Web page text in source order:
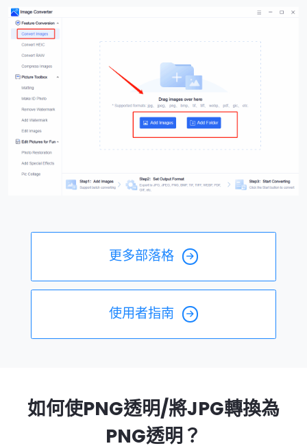
更多部落格
使用者指南
如何使PNG透明/將JPG轉換為
PNG透明？